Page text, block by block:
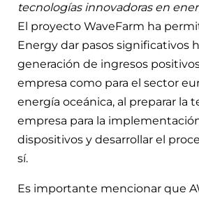
tecnologías innovadoras en
El proyecto WaveFarm ha
Energy dar pasos significativos
generación de ingresos
empresa como para el sector
energía oceánica, al preparar la
empresa para la
dispositivos y desarrollar el
sí.
Es importante mencionar que